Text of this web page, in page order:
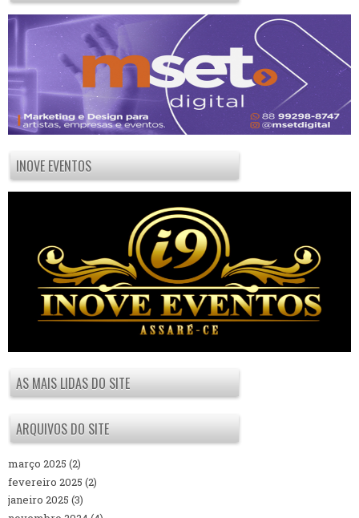
INOVE EVENTOS
AS MAIS LIDAS DO SITE
ARQUIVOS DO SITE
março 2025 (2)
fevereiro 2025 (2)
janeiro 2025 (3)